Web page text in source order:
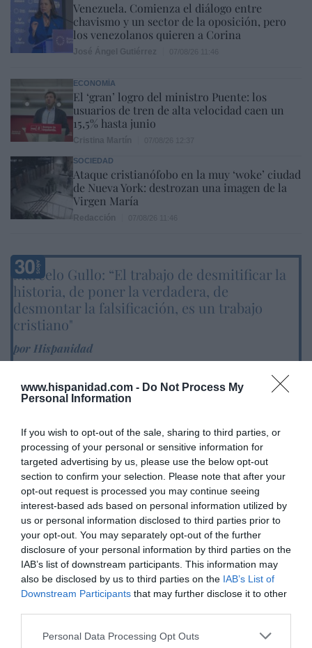
www.hispanidad.com - Do Not Process My
Personal Information
If you wish to opt-out of the sale, sharing to third parties, or
processing of your personal or sensitive information for
targeted advertising by us, please use the below opt-out
section to confirm your selection. Please note that after your
opt-out request is processed you may continue seeing
interest-based ads based on personal information utilized by
us or personal information disclosed to third parties prior to
your opt-out. You may separately opt-out of the further
disclosure of your personal information by third parties on the
IAB’s list of downstream participants. This information may
also be disclosed by us to third parties on the IAB’s List of
Downstream Participants that may further disclose it to other
Personal Data Processing Opt Outs
Venezuela. Comienza el diálogo entre
chavismo y un sector de la oposición, pero
los venezolanos quieren a Corina
ECONOMÍA
El ‘gran’ logro del ministro Puente: los
usuarios de tren de alta velocidad caen un
15,5% hasta junio
SOCIEDAD
Ataque cristianófobo en la muy ‘woke’ ciudad
de Nueva York: destrozan una imagen de la
Virgen María
Marcelo Gullo: “El trabajo de desmitificar la
historia, de poner la verdadera, de
desmontar la falsificación, es un trabajo
cristiano"
por Hispanidad
DIARIO DE LA CORRUPCIÓN SANCHISTA
Diario de la corrupción sanchista. Hazte
Oír se manifiesta delante de La Mareta:
“Pedro Sánchez es un criminal”
por Redacción
Artículos anteriores
Opinión
Enormes minucias
por Eulogio López